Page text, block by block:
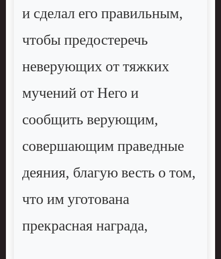
и сделал его правильным,
чтобы предостеречь
неверующих от тяжких
мучений от Него и
сообщить верующим,
совершающим праведные
деяния, благую весть о том,
что им уготована
прекрасная награда,